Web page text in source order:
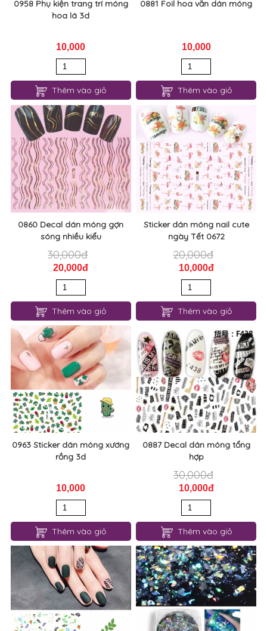
0958 Phụ kiện trang trí móng
hoa lá 3d
10,000
Thêm vào giỏ
0881 Foil hoa văn dán móng
10,000
Thêm vào giỏ
0860 Decal dán móng gợn
sóng nhiều kiểu
30,000đ
20,000đ
Thêm vào giỏ
Sticker dán móng nail cute
ngày Tết 0672
20,000đ
10,000đ
Thêm vào giỏ
0963 Sticker dán móng xương
rồng 3d
10,000
Thêm vào giỏ
0887 Decal dán móng tổng
hợp
30,000đ
10,000đ
Thêm vào giỏ